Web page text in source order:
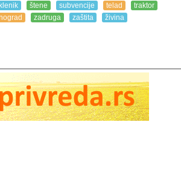
štene subvencije telad
traktor
zadruga zaštita živina